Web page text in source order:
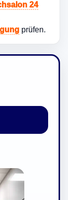
24
prüfen.